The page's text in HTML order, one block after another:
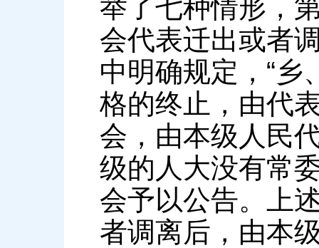
举了七种情形，
会代表迁出或者
中明确规定，“
格的终止，由代
会，由本级人民
级的人大没有常
会予以公告。上
者调离后，由本